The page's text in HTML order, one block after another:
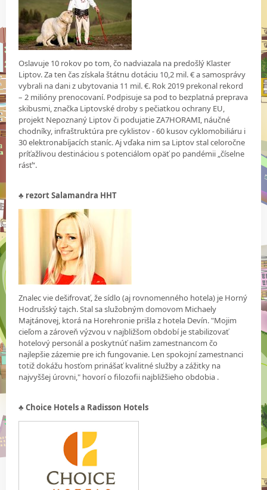
Oslavuje 10 rokov po tom, čo nadviazala na predošlý Klaster
Liptov. Za ten čas získala štátnu dotáciu 10,2 mil. € a samosprávy
vybrali na dani z ubytovania 11 mil. €. Rok 2019 prekonal rekord
– 2 milióny prenocovaní. Podpisuje sa pod to bezplatná preprava
skibusmi, značka Liptovské droby s pečiatkou ochrany EU,
projekt Nepoznaný Liptov či podujatie ZA7HORAMI, náučné
chodníky, infraštruktúra pre cyklistov - 60 kusov cyklomobiliáru i
30 elektronabíjacích staníc. Aj vďaka nim sa Liptov stal celoročne
príťažlivou destináciou s potenciálom opäť po pandémii „číselne
rásť“.
♣ rezort Salamandra HHT
Znalec vie dešifrovať, že sídlo (aj rovnomenného hotela) je Horný
Hodrušský tajch. Stal sa služobným domovom Michaely
Majtánovej, ktorá na Horehronie prišla z hotela Devín. "Mojim
cieľom a zároveň výzvou v najbližšom období je stabilizovať
hotelový personál a poskytnúť našim zamestnancom čo
najlepšie zázemie pre ich fungovanie. Len spokojní zamestnanci
totiž dokážu hosťom prinášať kvalitné služby a zážitky na
najvyššej úrovni," hovorí o filozofii najbližšieho obdobia .
♣ Choice Hotels a Radisson Hotels